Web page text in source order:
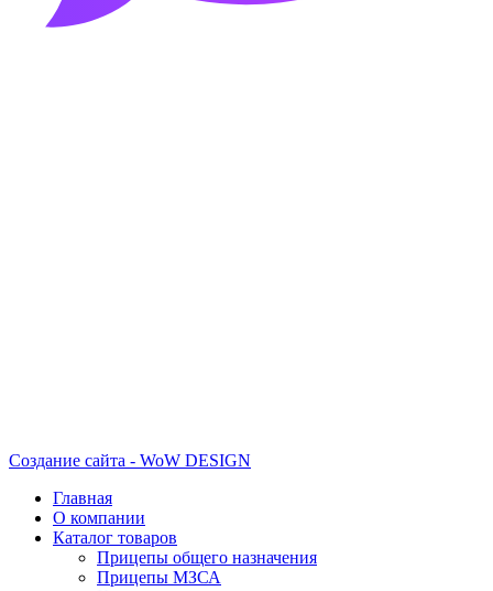
Создание сайта - WoW DESIGN
Главная
О компании
Каталог товаров
Прицепы общего назначения
Прицепы МЗСА